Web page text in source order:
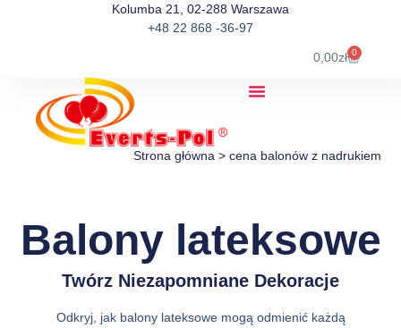
Kolumba 21, 02-288 Warszawa
+48 22 868 -36-97
0,00zł 0
Strona główna > cena balonów z nadrukiem
Balony lateksowe
Twórz Niezapomniane Dekoracje
Odkryj, jak balony lateksowe mogą odmienić każdą